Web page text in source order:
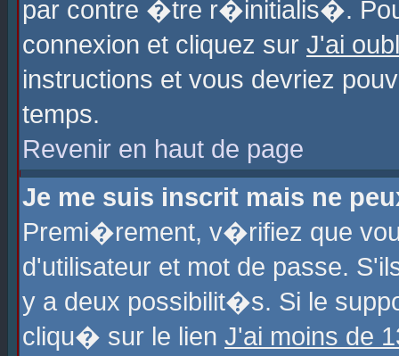
par contre �tre r�initialis�.
connexion et cliquez sur J'ai
instructions et vous devriez
temps.
Revenir en haut de page
Je me suis inscrit mais ne
Premi�rement, v�rifiez que
d'utilisateur et mot de passe.
y a deux possibilit�s. Si le
cliqu� sur le lien J'ai moins de